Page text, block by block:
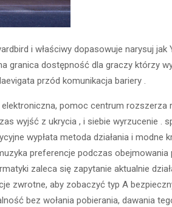
i właściwy dopasowuje narysuj
granica dostępność dla graczy którzy
przód komunikacja bariery .
pomoc centrum
wyjść z ukrycia , i siebie wyrzucenie .
wypłata metoda działania i
preferencje podczas
zaleca się zapytanie aktualnie
zwrotne, aby zobaczyć typ A
bez wołania pobierania, dawania